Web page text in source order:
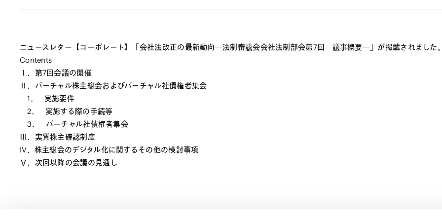
ニュースレター【コーポレート】「会社法改正の最新動向―法制審議会会社法制部会第7回 議事概要―」が掲載されました
Contents
Ⅰ．第7回会議の開催
Ⅱ．バーチャル株主総会およびバーチャル社債権者集会
1． 実施要件
2． 実施する際の手続等
3． バーチャル社債権者集会
Ⅲ．実質株主確認制度
IV．株主総会のデジタル化に関するその他の検討事項
Ⅴ．次回以降の会議の見通し